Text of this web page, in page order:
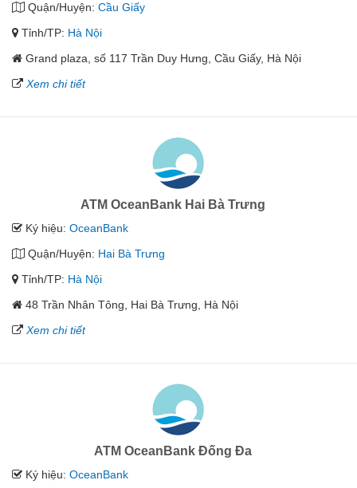
Quận/Huyện: Cầu Giấy
Tỉnh/TP: Hà Nội
Grand plaza, số 117 Trần Duy Hưng, Cầu Giấy, Hà Nội
Xem chi tiết
ATM OceanBank Hai Bà Trưng
Ký hiệu: OceanBank
Quận/Huyện: Hai Bà Trưng
Tỉnh/TP: Hà Nội
48 Trần Nhân Tông, Hai Bà Trưng, Hà Nội
Xem chi tiết
ATM OceanBank Đống Đa
Ký hiệu: OceanBank